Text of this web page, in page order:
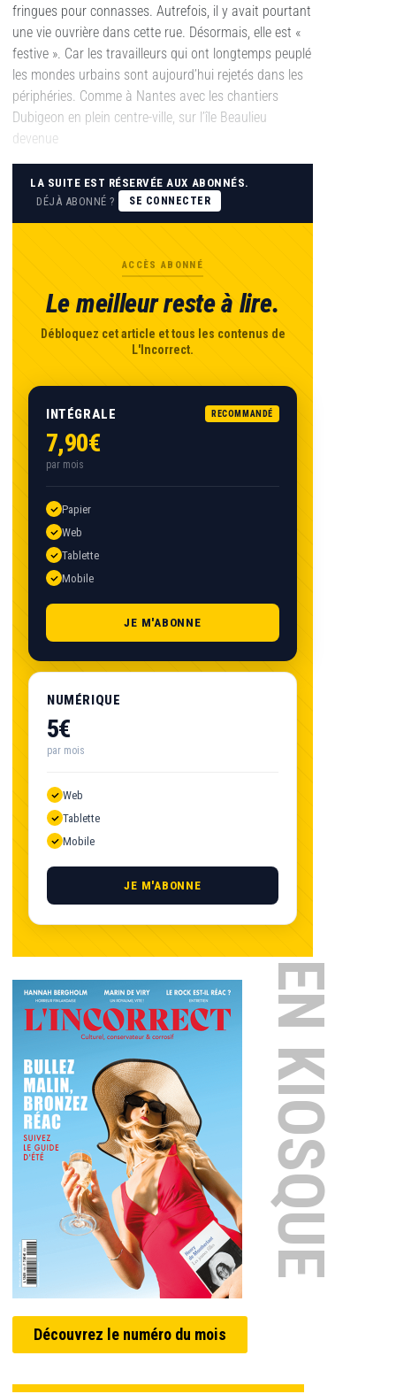
fringues pour connasses. Autrefois, il y avait pourtant
une vie ouvrière dans cette rue. Désormais, elle est «
festive ». Car les travailleurs qui ont longtemps peuplé
les mondes urbains sont aujourd’hui rejetés dans les
périphéries. Comme à Nantes avec les chantiers
Dubigeon en plein centre-ville, sur l’île Beaulieu
devenue
LA SUITE EST RÉSERVÉE AUX ABONNÉS.
DÉJÀ ABONNÉ ?
SE CONNECTER
ACCÈS ABONNÉ
Le meilleur reste à lire.
Débloquez cet article et tous les contenus de
L'Incorrect.
INTÉGRALE RECOMMANDÉ
7,90€
par mois
Papier
Web
Tablette
Mobile
JE M'ABONNE
NUMÉRIQUE
5€
par mois
Web
Tablette
Mobile
JE M'ABONNE
EN KIOSQUE
Découvrez le numéro du mois